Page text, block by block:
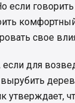
если
свое
для
утверждает,